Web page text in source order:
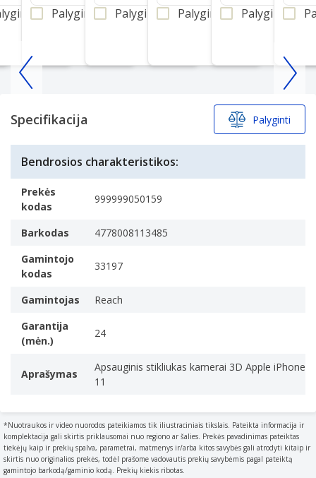
Palyginti
Palyginti
Palyginti
Palyginti
Item
Specifikacija Palyginti
Bendrosios charakteristikos:
Prekės
kodas
999999050159
Barkodas
4778008113485
Gamintojo
kodas
33197
Gamintojas
Reach
Garantija
(mėn.)
24
Aprašymas
Apsauginis stikliukas kamerai 3D Apple iPhone
11
*Nuotraukos ir video nuorodos pateikiamos tik iliustraciniais tikslais. Pateikta informacija ir
komplektacija gali skirtis priklausomai nuo regiono ar šalies. Prekės pavadinimas pateiktas
tiekėjų kaip ir prekių spalva, parametrai, matmenys ir/arba kitos savybės gali atrodyti kitaip ir
skirtis nuo originalios prekės, todėl prašome vadovautis prekių savybėmis pagal pateiktą
gamintojo barkodą/gaminio kodą. Prekių kiekis ribotas.